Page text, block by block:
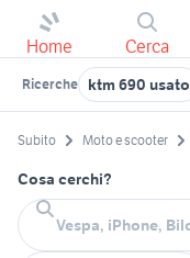
Home Cerca
Ricerche ktm 690 usato
Subito Moto e scooter
Cosa cerchi?